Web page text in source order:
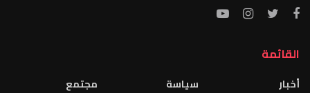
القائمة
أخبار
سياسة
مجتمع